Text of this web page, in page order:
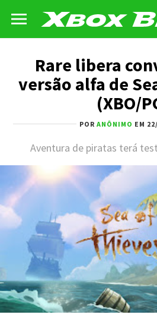
Rare libera
versão alfa de
(XBO/
POR ANÔNIMO EM
Aventura de piratas terá